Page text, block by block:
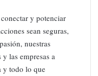
y potenciar
sean seguras,
nuestras
las empresas a
y todo lo que